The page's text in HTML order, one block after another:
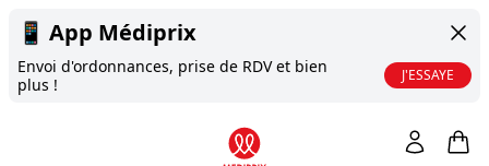
📱 App Médiprix
Envoi d'ordonnances, prise de RDV et bien
plus !
J'ESSAYE